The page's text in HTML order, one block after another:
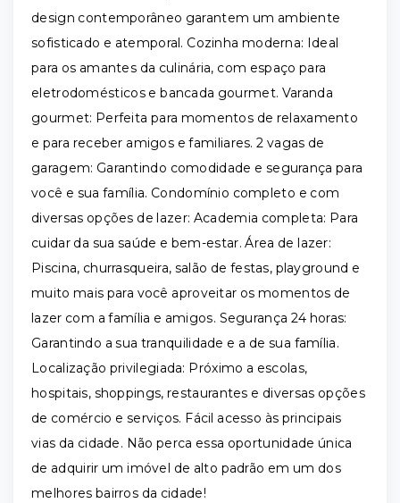
design contemporâneo garantem um ambiente
sofisticado e atemporal. Cozinha moderna: Ideal
para os amantes da culinária, com espaço para
eletrodomésticos e bancada gourmet. Varanda
gourmet: Perfeita para momentos de relaxamento
e para receber amigos e familiares. 2 vagas de
garagem: Garantindo comodidade e segurança para
você e sua família. Condomínio completo e com
diversas opções de lazer: Academia completa: Para
cuidar da sua saúde e bem-estar. Área de lazer:
Piscina, churrasqueira, salão de festas, playground e
muito mais para você aproveitar os momentos de
lazer com a família e amigos. Segurança 24 horas:
Garantindo a sua tranquilidade e a de sua família.
Localização privilegiada: Próximo a escolas,
hospitais, shoppings, restaurantes e diversas opções
de comércio e serviços. Fácil acesso às principais
vias da cidade. Não perca essa oportunidade única
de adquirir um imóvel de alto padrão em um dos
melhores bairros da cidade!